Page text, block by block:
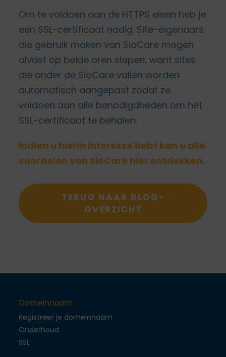
Om te voldoen aan de HTTPS eisen heb je
een SSL-certificaat nodig. Site-eigenaars
die gebruik maken van SioCare mogen
alvast op beide oren slapen, want sites
die onder de SioCare vallen worden
automatisch aangepast zodat ze
voldoen aan alle benodigdheden om het
SSL-certificaat te behalen.
Indien u hierin interesse hebt kan u alle
voordelen van SioCare hier ontdekken.
TERUG NAAR BLOG-
OVERZICHT
Domeinnaam
Registreer je domeinnaam
Onderhoud
SSL